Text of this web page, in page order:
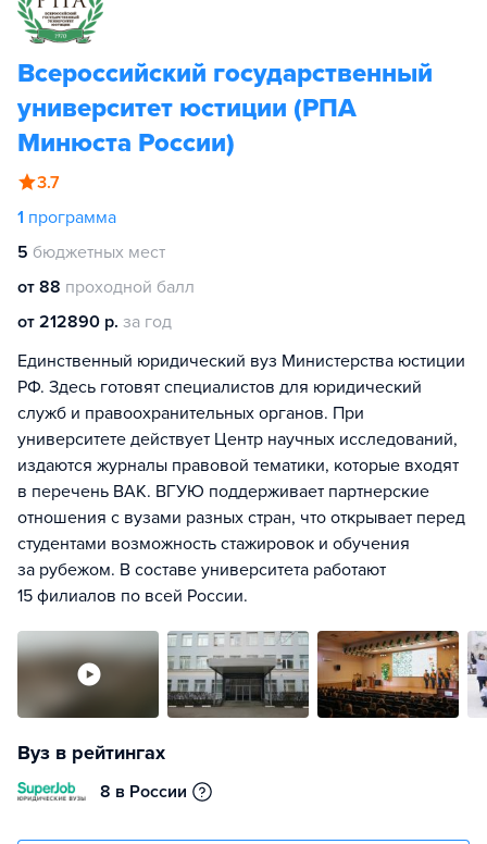
Всероссийский государственный
университет юстиции (РПА
Минюста России)
3.7
1 программа
5 бюджетных мест
от 88 проходной балл
от 212890 р. за год
Единственный юридический вуз Министерства юстиции
РФ. Здесь готовят специалистов для юридический
служб и правоохранительных органов. При
университете действует Центр научных исследований,
издаются журналы правовой тематики, которые входят
в перечень ВАК. ВГУЮ поддерживает партнерские
отношения с вузами разных стран, что открывает перед
студентами возможность стажировок и обучения
за рубежом. В составе университета работают
15 филиалов по всей России.
Вуз в рейтингах
8 в России